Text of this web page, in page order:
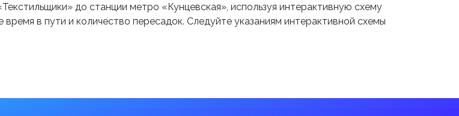
до станции метро «Кунцевская», используя интерактивную схему
в пути и количество пересадок. Следуйте указаниям интерактивной схемы